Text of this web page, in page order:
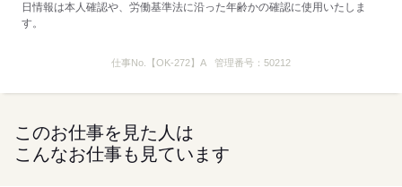
日情報は本人確認や、労働基準法に沿った年齢かの確認に使用いたしま
す。
仕事No. 【OK-272】A 管理番号：50212
このお仕事を見た人は
こんなお仕事も見ています